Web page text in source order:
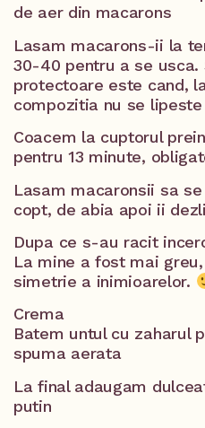
de aer din macarons
Lasam macarons-ii la
30-40 pentru a se usca.
protectoare este cand,
compozitia nu se
Coacem la cuptorul
pentru 13 minute,
Lasam macaronsii sa
copt, de abia apoi ii
Dupa ce s-au racit
La mine a fost mai
simetrie a inimioarelor.
Crema
Batem untul cu zaharul
spuma aerata
La final adaugam
putin